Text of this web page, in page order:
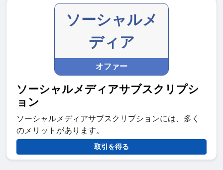
ソーシャルメ
ディア
オファー
ソーシャルメディアサブスクリプシ
ョン
ソーシャルメディアサブスクリプションには、多く
のメリットがあります。
取引を得る